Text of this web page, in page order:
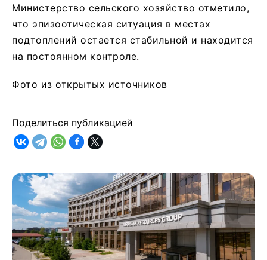
Министерство сельского хозяйство отметило,
что эпизоотическая ситуация в местах
подтоплений остается стабильной и находится
на постоянном контроле.
Фото из открытых источников
Поделиться публикацией